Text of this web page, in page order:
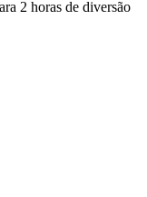
2 horas de diversão